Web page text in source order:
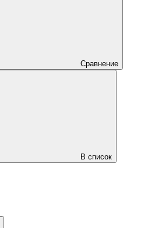
Сравнение
В список